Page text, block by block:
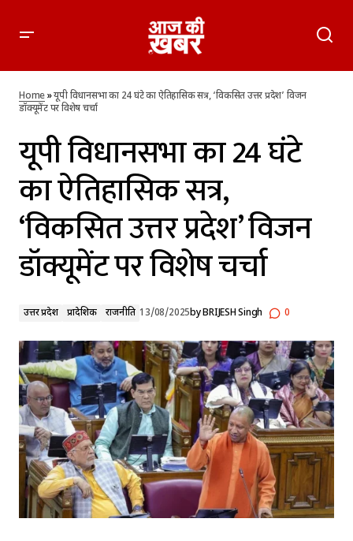
विजन डॉक्यूमेंट पर विशेष चर्चा
Home»यूपी विधानसभा का 24 घंटे का ऐतिहासिक सत्र, ‘विकसित उत्तर प्रदेश’ विजन
डॉक्यूमेंट पर विशेष चर्चा
यूपी विधानसभा का 24 घंटे
का ऐतिहासिक सत्र,
‘विकसित उत्तर प्रदेश’ विजन
डॉक्यूमेंट पर विशेष चर्चा
उत्तर प्रदेश प्रादेशिक राजनीति 13/08/2025byBRIJESH Singh 0